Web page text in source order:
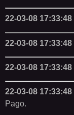
22-03-08 17:33:48
22-03-08 17:33:48
22-03-08 17:33:48
22-03-08 17:33:48
Pago.